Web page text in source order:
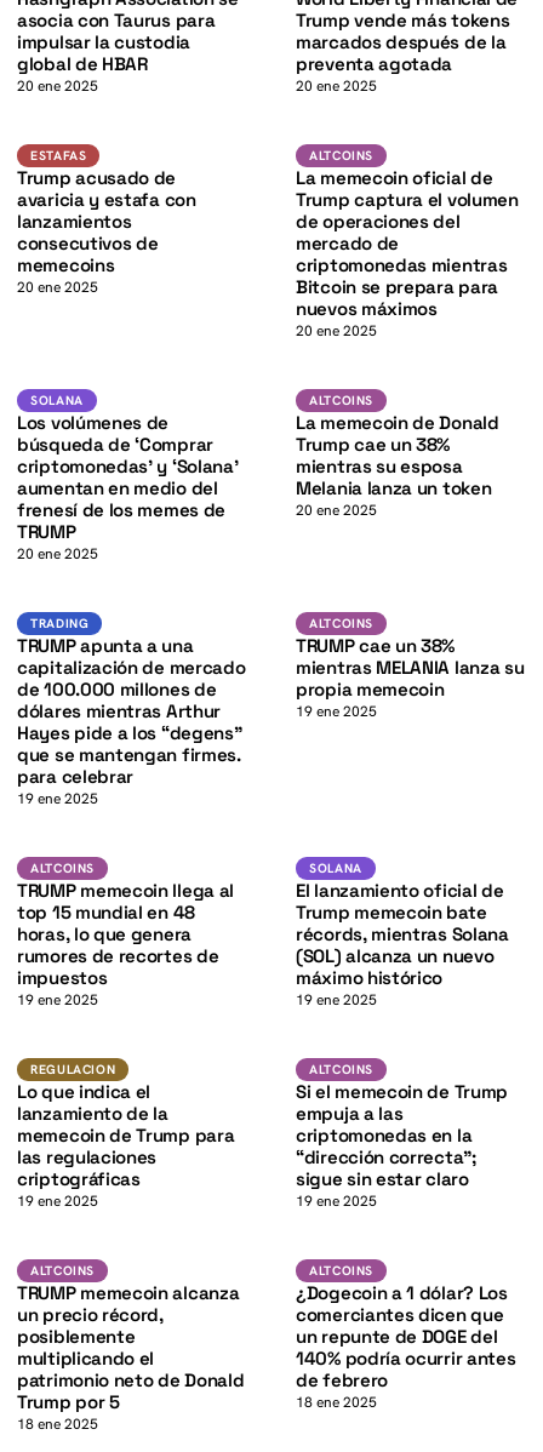
asocia con Taurus para
impulsar la custodia
global de HBAR
20 ene 2025
Trump vende más tokens
marcados después de la
preventa agotada
20 ene 2025
Estafas
K
ESTAFAS
Trump acusado de
avaricia y estafa con
lanzamientos
consecutivos de
memecoins
20 ene 2025
ALTCOINSBTC
ALTCOINS
La memecoin oficial de
Trump captura el volumen
de operaciones del
mercado de
criptomonedas mientras
Bitcoin se prepara para
nuevos máximos
20 ene 2025
SOLANA SOL
K
SOLANA
Los volúmenes de
búsqueda de ‘Comprar
criptomonedas’ y ‘Solana’
aumentan en medio del
frenesí de los memes de
TRUMP
20 ene 2025
Altcoins
ALTCOINS
La memecoin de Donald
Trump cae un 38%
mientras su esposa
Melania lanza un token
20 ene 2025
Trading
K
TRADING
TRUMP apunta a una
capitalización de mercado
de 100.000 millones de
dólares mientras Arthur
Hayes pide a los “degens”
que se mantengan firmes.
para celebrar
19 ene 2025
Altcoins
ALTCOINS
TRUMP cae un 38%
mientras MELANIA lanza su
propia memecoin
19 ene 2025
Altcoins
K
ALTCOINS
TRUMP memecoin llega al
top 15 mundial en 48
horas, lo que genera
rumores de recortes de
impuestos
19 ene 2025
SOLANA SOL
SOLANA
El lanzamiento oficial de
Trump memecoin bate
récords, mientras Solana
(SOL) alcanza un nuevo
máximo histórico
19 ene 2025
Regulacion
K
REGULACION
Lo que indica el
lanzamiento de la
memecoin de Trump para
las regulaciones
criptográficas
19 ene 2025
Altcoins
ALTCOINS
Si el memecoin de Trump
empuja a las
criptomonedas en la
“dirección correcta”;
sigue sin estar claro
19 ene 2025
Altcoins
K
ALTCOINS
TRUMP memecoin alcanza
un precio récord,
posiblemente
multiplicando el
patrimonio neto de Donald
Trump por 5
18 ene 2025
ALTCOINSDOGE
ALTCOINS
¿Dogecoin a 1 dólar? Los
comerciantes dicen que
un repunte de DOGE del
140% podría ocurrir antes
de febrero
18 ene 2025